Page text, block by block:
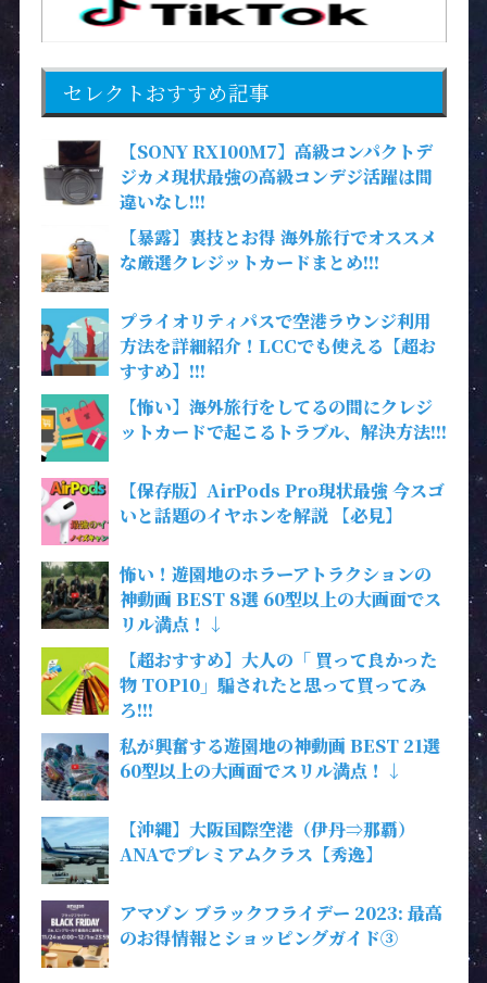
セレクトおすすめ記事
【SONY RX100M7】高級コンパクトデ
ジカメ現状最強の高級コンデジ活躍は間
違いなし!!!
【暴露】裏技とお得 海外旅行でオススメ
な厳選クレジットカードまとめ!!!
プライオリティパスで空港ラウンジ利用
方法を詳細紹介！LCCでも使える【超お
すすめ】!!!
【怖い】海外旅行をしてるの間にクレジ
ットカードで起こるトラブル、解決方法!!!
【保存版】AirPods Pro現状最強 今スゴ
いと話題のイヤホンを解説 【必見】
怖い！遊園地のホラーアトラクションの
神動画 BEST 8選 60型以上の大画面でス
リル満点！↓
【超おすすめ】大人の「 買って良かった
物 TOP10」騙されたと思って買ってみ
ろ!!!
私が興奮する遊園地の神動画 BEST 21選
60型以上の大画面でスリル満点！↓
【沖縄】大阪国際空港（伊丹⇒那覇）
ANAでプレミアムクラス【秀逸】
アマゾン ブラックフライデー 2023: 最高
のお得情報とショッピングガイド③